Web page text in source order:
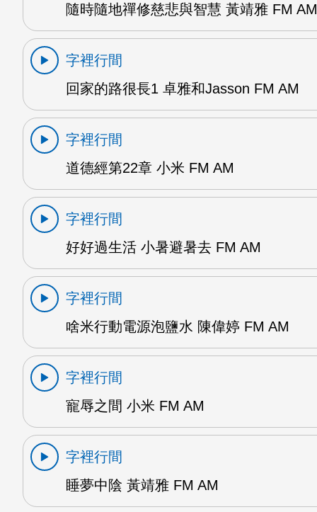
隨時隨地禪修慈悲與智慧 黃靖雅 FM AM
字裡行間
回家的路很長1 卓雅和Jasson FM AM
字裡行間
道德經第22章 小米 FM AM
字裡行間
好好過生活 小暑避暑去 FM AM
字裡行間
啥米行動電源泡鹽水 陳偉婷 FM AM
字裡行間
寵辱之間 小米 FM AM
字裡行間
睡夢中陰 黃靖雅 FM AM